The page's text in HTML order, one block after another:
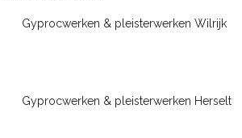
Gyprocwerken & pleisterwerken Wilrijk
Gyprocwerken & pleisterwerken Herselt